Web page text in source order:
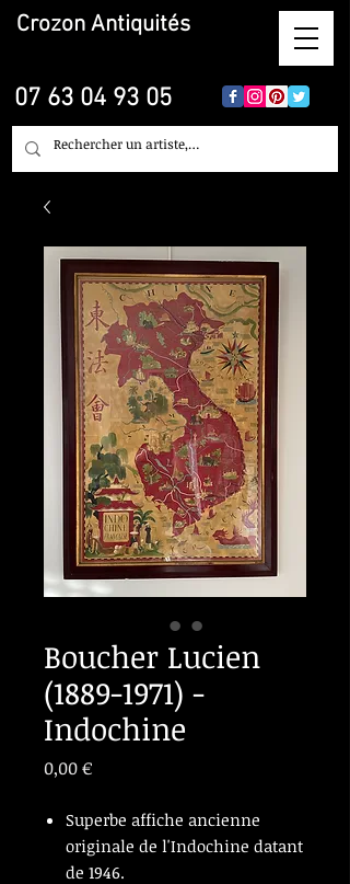
Crozon Antiquités
07 63 04 93 05
Boucher Lucien
(1889-1971) -
Indochine
0,00 €Prix
Superbe affiche ancienne
originale de l'Indochine datant
de 1946.